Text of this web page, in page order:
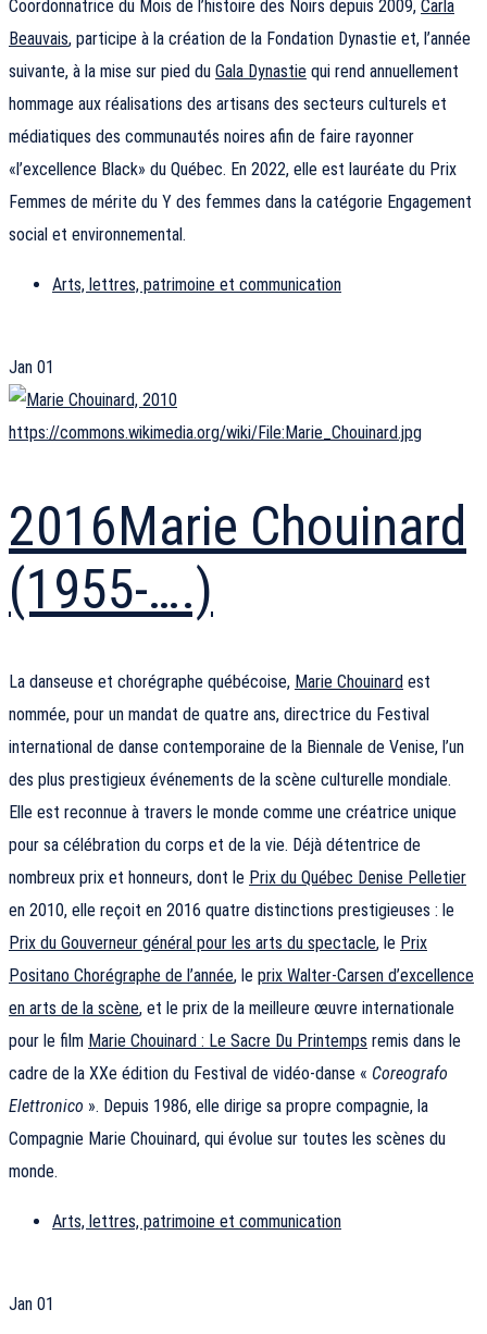
Coordonnatrice du Mois de l’histoire des Noirs depuis 2009, Carla
Beauvais, participe à la création de la Fondation Dynastie et, l’année
suivante, à la mise sur pied du Gala Dynastie qui rend annuellement
hommage aux réalisations des artisans des secteurs culturels et
médiatiques des communautés noires afin de faire rayonner
«l’excellence Black» du Québec. En 2022, elle est lauréate du Prix
Femmes de mérite du Y des femmes dans la catégorie Engagement
social et environnemental.
Arts, lettres, patrimoine et communication
Jan 01
https://commons.wikimedia.org/wiki/File:Marie_Chouinard.jpg
2016Marie Chouinard
(1955-….)
La danseuse et chorégraphe québécoise, Marie Chouinard est
nommée, pour un mandat de quatre ans, directrice du Festival
international de danse contemporaine de la Biennale de Venise, l’un
des plus prestigieux événements de la scène culturelle mondiale.
Elle est reconnue à travers le monde comme une créatrice unique
pour sa célébration du corps et de la vie. Déjà détentrice de
nombreux prix et honneurs, dont le Prix du Québec Denise Pelletier
en 2010, elle reçoit en 2016 quatre distinctions prestigieuses : le
Prix du Gouverneur général pour les arts du spectacle, le Prix
Positano Chorégraphe de l’année, le prix Walter-Carsen d’excellence
en arts de la scène, et le prix de la meilleure œuvre internationale
pour le film Marie Chouinard : Le Sacre Du Printemps remis dans le
cadre de la XXe édition du Festival de vidéo-danse « Coreografo
Elettronico ». Depuis 1986, elle dirige sa propre compagnie, la
Compagnie Marie Chouinard, qui évolue sur toutes les scènes du
monde.
Arts, lettres, patrimoine et communication
Jan 01